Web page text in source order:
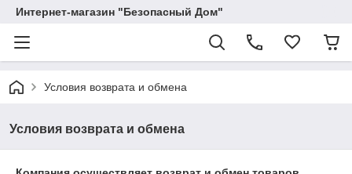
Интернет-магазин "Безопасный Дом"
Условия возврата и обмена
Условия возврата и обмена